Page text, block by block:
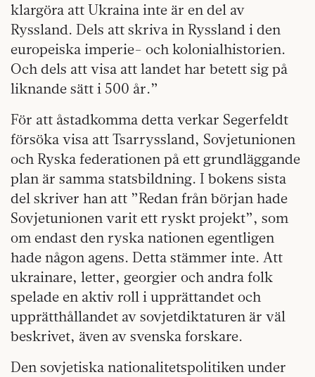
klargöra att Ukraina inte är en del av
Ryssland. Dels att skriva in Ryssland i den
europeiska imperie- och kolonialhistorien.
Och dels att visa att landet har betett sig på
liknande sätt i 500 år.”
För att åstadkomma detta verkar Segerfeldt
försöka visa att Tsarryssland, Sovjetunionen
och Ryska federationen på ett grundläggande
plan är samma statsbildning. I bokens sista
del skriver han att ”Redan från början hade
Sovjetunionen varit ett ryskt projekt”, som
om endast den ryska nationen egentligen
hade någon agens. Detta stämmer inte. Att
ukrainare, letter, georgier och andra folk
spelade en aktiv roll i upprättandet och
upprätthållandet av sovjetdiktaturen är väl
beskrivet, även av svenska forskare.
Den sovjetiska nationalitetspolitiken under